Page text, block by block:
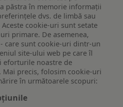
păstra în memorie informații
dvs. de limbă sau
cookie-uri sunt setate
primare. De asemenea,
care sunt cookie-uri dintr-un
site-ului web pe care îl
eforturile noastre de
precis, folosim cookie-uri
în următoarele scopuri: